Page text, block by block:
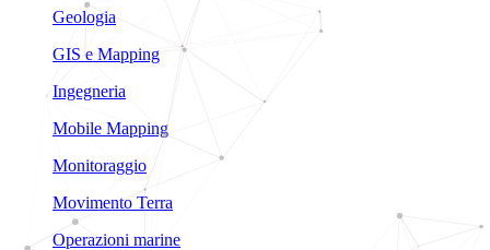
Geologia
GIS e Mapping
Ingegneria
Mobile Mapping
Monitoraggio
Movimento Terra
Operazioni marine